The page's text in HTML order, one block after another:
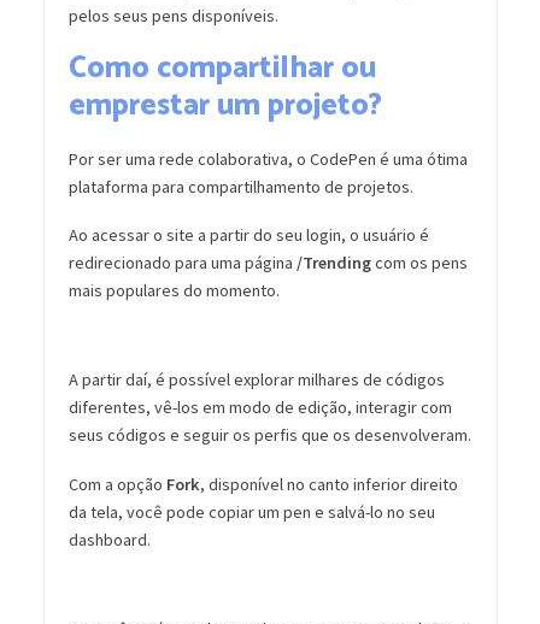
pelos seus pens disponíveis.
Como compartilhar ou
emprestar um projeto?
Por ser uma rede colaborativa, o CodePen é uma ótima
plataforma para compartilhamento de projetos.
Ao acessar o site a partir do seu login, o usuário é
redirecionado para uma página /Trendingcom os pens
mais populares do momento.
A partir daí, é possível explorar milhares de códigos
diferentes, vê-los em modo de edição, interagir com
seus códigos e seguir os perfis que os desenvolveram.
Com a opção Fork, disponível no canto inferior direito
da tela, você pode copiar um pen e salvá-lo no seu
dashboard.